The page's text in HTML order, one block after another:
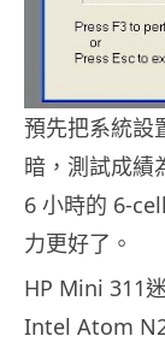
預先把系統設
暗，測試成績
6 小時的 6-
力更好了。
HP Mini 311
Intel Atom